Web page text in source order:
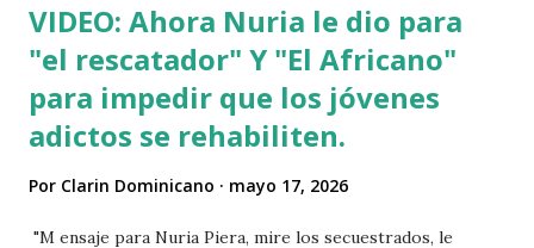
VIDEO: Ahora Nuria le dio para
"el rescatador" Y "El Africano"
para impedir que los jóvenes
adictos se rehabiliten.
Por Clarin Dominicano mayo 17, 2026
"M ensaje para Nuria Piera, mire los secuestrados, le